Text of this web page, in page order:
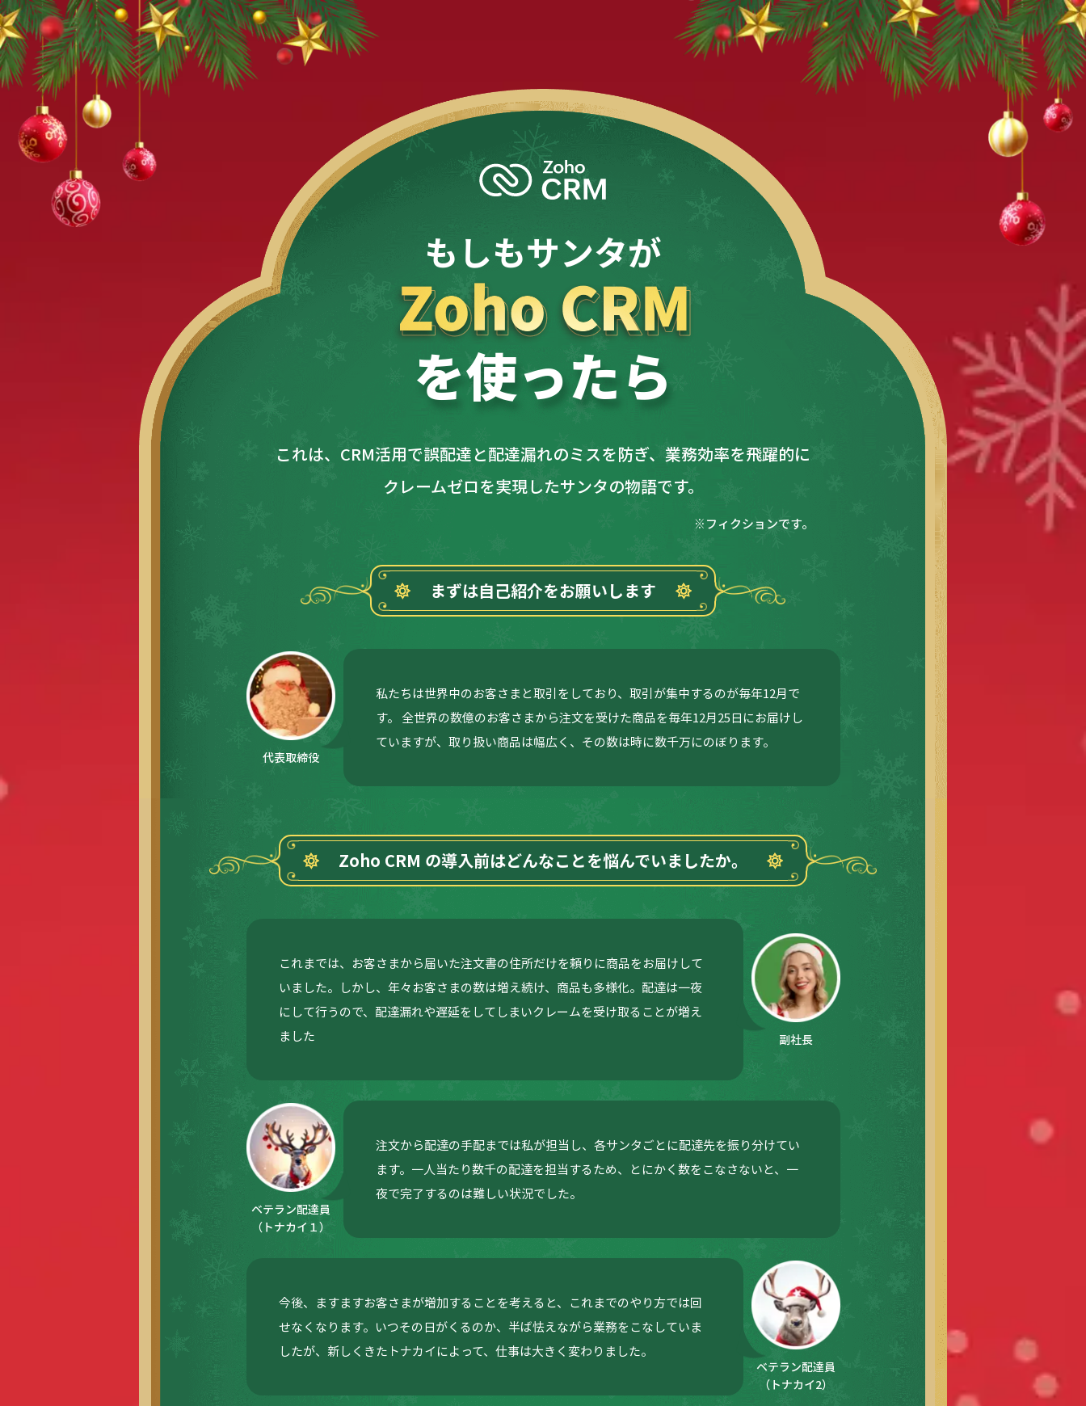
もしもサンタが
を使ったら
これは、CRM活用で誤配達と配達漏れのミスを防ぎ、業務効率を飛躍的に
クレームゼロを実現したサンタの物語です。
※フィクションです。
まずは自己紹介をお願いします
代表取締役
私たちは世界中のお客さまと取引をしており、取引が集中するのが毎年12月で
す。 全世界の数億のお客さまから注文を受けた商品を毎年12月25日にお届けし
ていますが、取り扱い商品は幅広く、その数は時に数千万にのぼります。
Zoho CRM の導入前はどんなことを悩んでいましたか。
副社長
これまでは、お客さまから届いた注文書の住所だけを頼りに商品をお届けして
いました。しかし、年々お客さまの数は増え続け、商品も多様化。配達は一夜
にして行うので、配達漏れや遅延をしてしまいクレームを受け取ることが増え
ました
ベテラン配達員
（トナカイ１）
注文から配達の手配までは私が担当し、各サンタごとに配達先を振り分けてい
ます。一人当たり数千の配達を担当するため、とにかく数をこなさないと、一
夜で完了するのは難しい状況でした。
ベテラン配達員
（トナカイ2）
今後、ますますお客さまが増加することを考えると、これまでのやり方では回
せなくなります。いつその日がくるのか、半ば怯えながら業務をこなしていま
したが、新しくきたトナカイによって、仕事は大きく変わりました。